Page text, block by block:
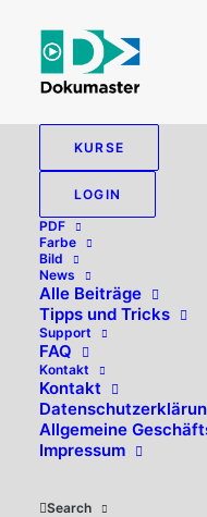
KURSE
LOGIN
PDF
Farbe
Bild
News
Alle Beiträge
Tipps und Tricks
Support
FAQ
Kontakt
Kontakt
Allgemeine
Impressum
Search
Hallo,